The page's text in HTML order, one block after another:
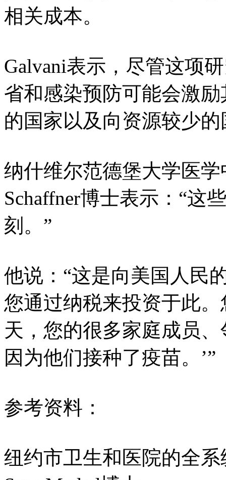
相关成本。
Galvani表示，尽管这项
省和感染预防可能会激
的国家以及向资源较少
纳什维尔范德堡大学医
Schaffner博士表示：“这
刻。”
他说：“这是向美国人民
您通过纳税来投资于此
天，您的很多家庭成员
因为他们接种了疫苗。’”
参考资料：
纽约市卫生和医院的全